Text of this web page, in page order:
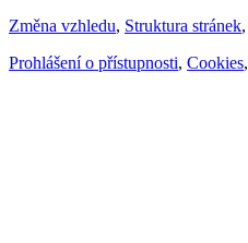
Změna vzhledu, Struktura stránek,
Prohlášení o přístupnosti, Cookies,